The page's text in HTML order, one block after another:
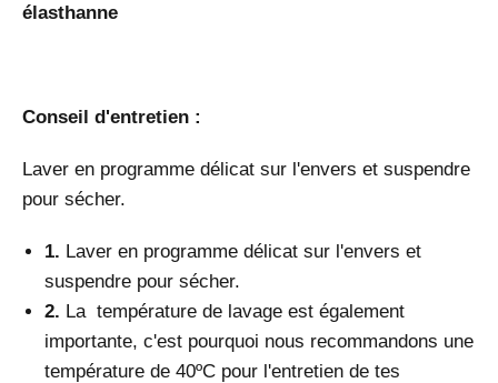
élasthanne
Conseil d'entretien :
Laver en programme délicat sur l'envers et suspendre
pour sécher.
1. Laver en programme délicat sur l'envers et
suspendre pour sécher.
2. La température de lavage est également
importante, c'est pourquoi nous recommandons une
température de 40ºC pour l'entretien de tes